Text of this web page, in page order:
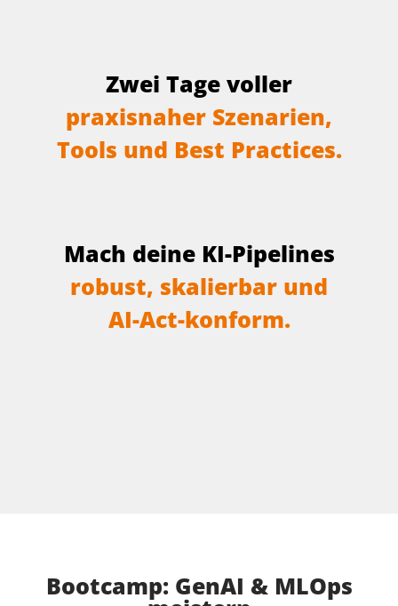
Zwei Tage voller
praxisnaher Szenarien,
Tools und Best Practices.
Mach deine KI-Pipelines
robust, skalierbar und
AI-Act-konform.
Bootcamp: GenAI & MLOps